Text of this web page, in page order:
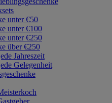
unter €50
unter €100
unter €250
über €250
Jahreszeit
Gelegenheit